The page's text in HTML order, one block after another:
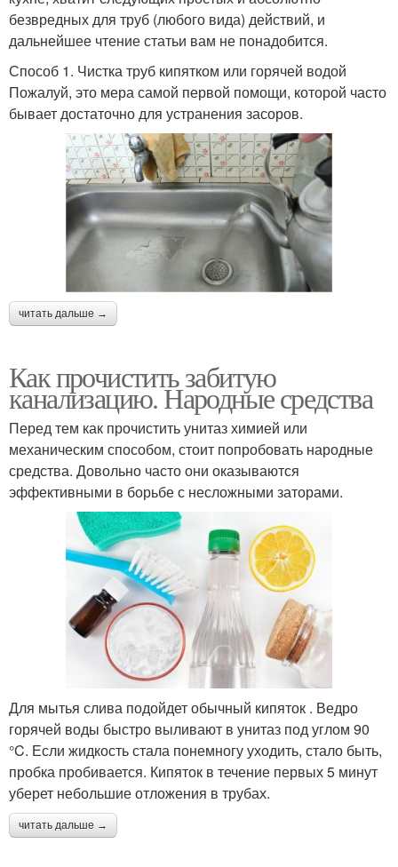
безвредных для труб (любого вида) действий, и
дальнейшее чтение статьи вам не понадобится.
Способ 1. Чистка труб кипятком или горячей водой
Пожалуй, это мера самой первой помощи, которой часто
бывает достаточно для устранения засоров.
читать дальше →
Как прочистить забитую
канализацию. Народные средства
Перед тем как прочистить унитаз химией или
механическим способом, стоит попробовать народные
средства. Довольно часто они оказываются
эффективными в борьбе с несложными заторами.
Для мытья слива подойдет обычный кипяток . Ведро
горячей воды быстро выливают в унитаз под углом 90
°C. Если жидкость стала понемногу уходить, стало быть,
пробка пробивается. Кипяток в течение первых 5 минут
уберет небольшие отложения в трубах.
читать дальше →